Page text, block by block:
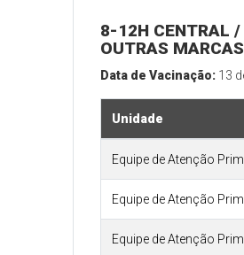
8-12H CENTRAL
OUTRAS
Data de Vacinação: 13
Unidade
Equipe de Atenção
Equipe de Atenção
Equipe de Atenção